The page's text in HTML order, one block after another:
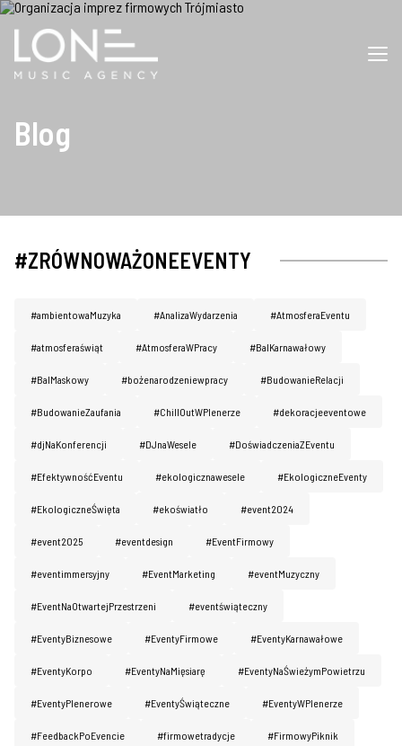
Blog
#ZRÓWNOWAŻONEEVENTY
#ambientowaMuzyka #AnalizaWydarzenia #AtmosferaEventu
#atmosferaświąt #AtmosferaWPracy #BalKarnawałowy
#BalMaskowy #bożenarodzeniewpracy #BudowanieRelacji
#BudowanieZaufania #ChillOutWPlenerze #dekoracjeeventowe
#djNaKonferencji #DJnaWesele #DoświadczeniaZEventu
#EfektywnośćEventu #ekologicznawesele #EkologiczneEventy
#EkologiczneŚwięta #ekoświatło #event2024
#event2025 #eventdesign #EventFirmowy
#eventimmersyjny #EventMarketing #eventMuzyczny
#EventNaOtwartejPrzestrzeni #eventświąteczny
#EventyBiznesowe #EventyFirmowe #EventyKarnawałowe
#EventyKorpo #EventyNaMięsiarę #EventyNaŚwieżymPowietrzu
#EventyPlenerowe #EventyŚwiąteczne #EventyWPlenerze
#FeedbackPoEvencie #firmowetradycje #FirmowyPiknik